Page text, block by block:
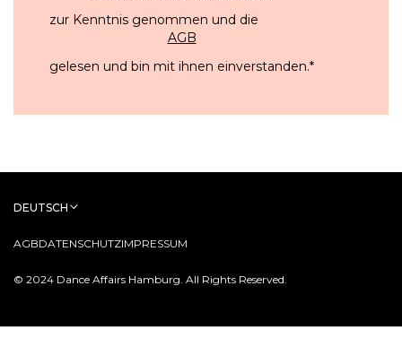
zur Kenntnis genommen und die
AGB
gelesen und bin mit ihnen einverstanden.*
© 2024 Dance Affairs Hamburg. All Rights Reserved.
AGBDATENSCHUTZIMPRESSUM
DEUTSCH